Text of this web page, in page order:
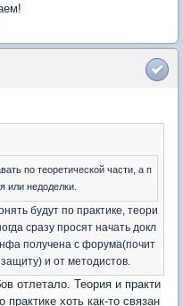
по теоретической части, а п
или недоделки.
будут по практике, теори
сразу просят начать докл
получена с форума(почит
и от методистов.
отлетало. Теория и практи
хоть как-то связан